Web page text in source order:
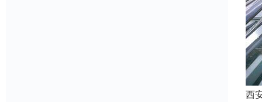
西